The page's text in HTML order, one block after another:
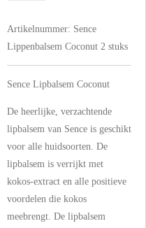
Artikelnummer: Sence
Lippenbalsem Coconut 2 stuks
Sence Lipbalsem Coconut
De heerlijke, verzachtende
lipbalsem van Sence is geschikt
voor alle huidsoorten. De
lipbalsem is verrijkt met
kokos-extract en alle positieve
voordelen die kokos
meebrengt. De lipbalsem